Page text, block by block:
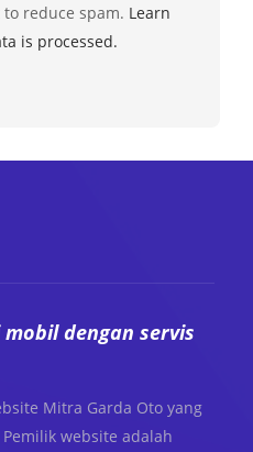
reduce spam. Learn
is processed.
mobil dengan servis
Mitra Garda Oto yang
website adalah